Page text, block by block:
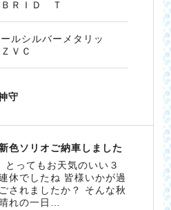
ＢＲＩＤ Ｔ
ルシルバーメタリッ
ＶＣ
守
新色ソリオご納車しました
とってもお天気のいい３
休でしたね 皆様いかが過
ごされましたか？ そんな秋
れの一日…